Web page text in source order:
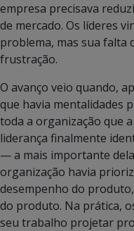
empresa precisava
de mercado. Os líderes
problema, mas sua falta
frustração.
O avanço veio quando,
que havia mentalidades
toda a organização que
liderança finalmente
— a mais importante
organização havia
desempenho do
do produto. Na prática,
seu trabalho projetar